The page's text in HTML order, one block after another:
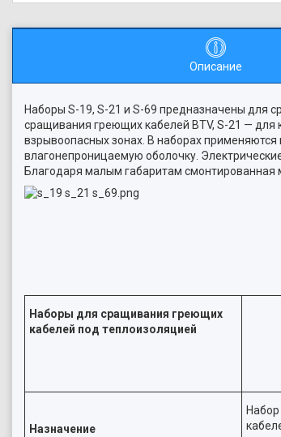
Описание
Наборы S-19, S-21 и S-69 предназначены для
сращивания греющих кабелей BTV, S-21 — для
взрывоопасных зонах. В наборах
влагонепроницаемую оболочку.
Благодаря малым габаритам смонтированная
Наборы для сращивания греющих
кабелей под теплоизоляцией
Назначение